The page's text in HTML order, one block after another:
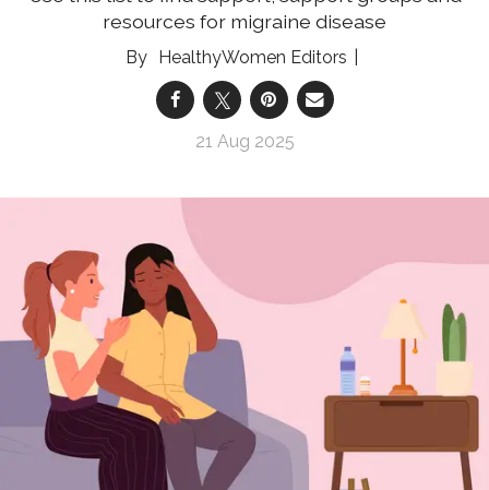
resources for migraine disease
HealthyWomen Editors
21 Aug 2025